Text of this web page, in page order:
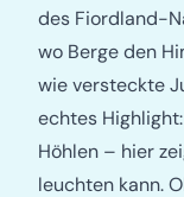
des Fiordland-
wo Berge den
wie versteckte
echtes
Höhlen – hier
leuchten kann.